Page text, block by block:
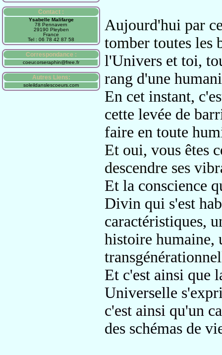
Contact :
Ysabelle Malifarge
78 Pennavern
29190 Pleyben
France
Tel : 06 78 42 87 58
Correspondance :
coeur.orseraphin@free.fr
Autres Liens:
soleildanslescoeurs.com
Aujourd'hui par
tomber toutes les
l'Univers et toi,
rang d'une
En cet instant,
cette levée de
faire en toute
Et oui, vous êtes
descendre ses
Et la conscience
Divin qui s'est
caractéristiques,
histoire humaine,
Et c'est ainsi que
Universelle
c'est ainsi qu'un
des schémas de